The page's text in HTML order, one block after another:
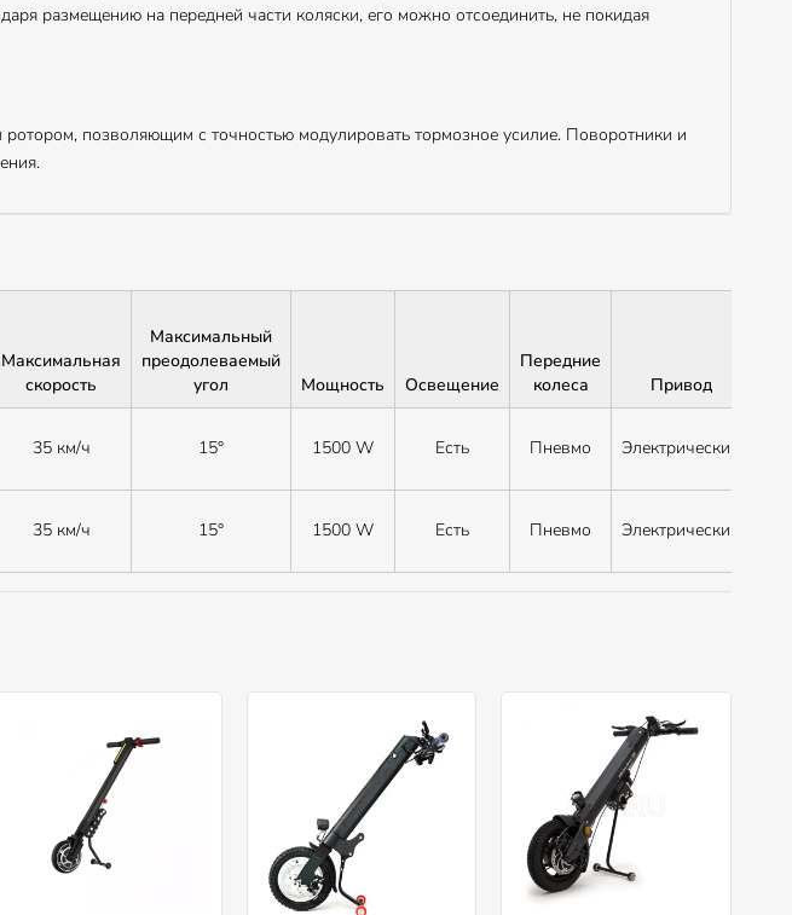
размещению на передней части коляски, его можно отсоединить, не покидая
позволяющим с точностью модулировать тормозное усилие. Поворотники и
Максимальная
скорость
Максимальный
преодолеваемый
угол
Мощность Освещение
Передние
колеса
Привод
35 км/ч 15° 1500 W Есть Пневмо Электрический
35 км/ч 15° 1500 W Есть Пневмо Электрический